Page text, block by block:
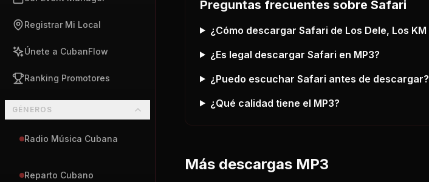
Registrar Mi Local
Únete a CubanFlow
Ranking Promotores
GÉNEROS
Radio Música Cubana
Reparto Cubano
Preguntas frecuentes sobre Safari
¿Cómo descargar Safari de Los Dele, Los KM
¿Es legal descargar Safari en MP3?
¿Puedo escuchar Safari antes de descargar?
¿Qué calidad tiene el MP3?
Más descargas MP3